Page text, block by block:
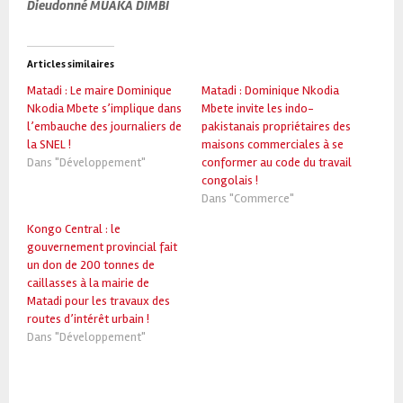
Dieudonné MUAKA DIMBI
Articles similaires
Matadi : Le maire Dominique
Nkodia Mbete s’implique dans
l’embauche des journaliers de
la SNEL !
Dans "Développement"
Matadi : Dominique Nkodia
Mbete invite les indo-
pakistanais propriétaires des
maisons commerciales à se
conformer au code du travail
congolais !
Dans "Commerce"
Kongo Central : le
gouvernement provincial fait
un don de 200 tonnes de
caillasses à la mairie de
Matadi pour les travaux des
routes d’intérêt urbain !
Dans "Développement"